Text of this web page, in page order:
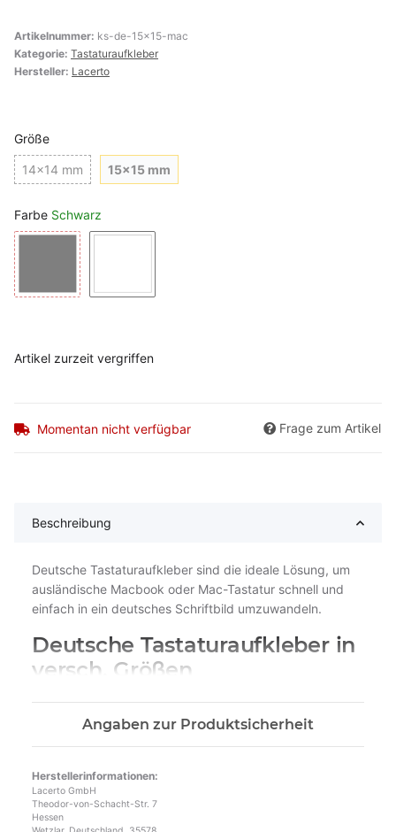
Artikelnummer: ks-de-15x15-mac
Kategorie: Tastaturaufkleber
Hersteller: Lacerto
Größe
14x14 mm 14x14 mm
15x15 mm
Farbe Schwarz
Artikel zurzeit vergriffen
Momentan nicht verfügbar Frage zum Artikel
Beschreibung
Deutsche Tastaturaufkleber sind die ideale Lösung, um
ausländische Macbook oder Mac-Tastatur schnell und
einfach in ein deutsches Schriftbild umzuwandeln.
Deutsche Tastaturaufkleber in
versch. Größen
geeignet für fast alle Macbook- und Mac-
Tastaturen
Qualität: hochwertige Verarbeitung mit mattem UV-
starker Beanspruchung
Maß der Aufkleber: 15 x 15 mm
Selbstklebend, sehr starke Haftung. Lassen sich
Angaben zur Produktsicherheit
Herstellerinformationen:
Lacerto GmbH
Theodor-von-Schacht-Str. 7
Hessen